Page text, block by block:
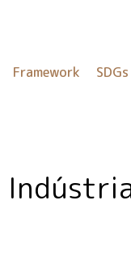
Framework SDGs